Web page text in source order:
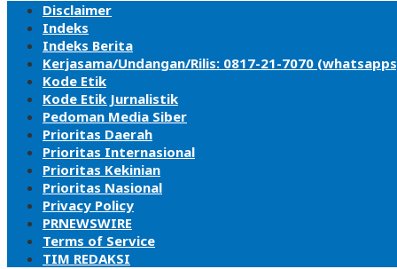
Disclaimer
Indeks
Indeks Berita
Kerjasama/Undangan/Rilis: 0817-21-7070
Kode Etik
Kode Etik Jurnalistik
Pedoman Media Siber
Prioritas Daerah
Prioritas Internasional
Prioritas Kekinian
Prioritas Nasional
Privacy Policy
PRNEWSWIRE
Terms of Service
TIM REDAKSI